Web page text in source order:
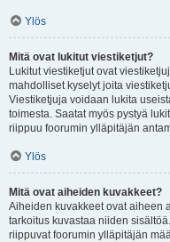
Ylös
Mitä ovat lukitut viestiketjut?
Lukitut viestiketjut ovat
mahdolliset kyselyt joita
Viestiketjuja voidaan lukita
toimesta. Saatat myös pystyä
riippuu foorumin ylläpitäjän
Ylös
Mitä ovat aiheiden kuvakkeet?
Aiheiden kuvakkeet ovat aiheen
tarkoitus kuvastaa niiden
riippuvat foorumin ylläpitäjän